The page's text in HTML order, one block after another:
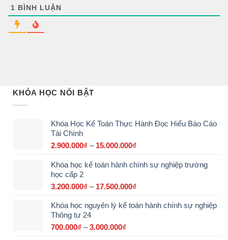
1 BÌNH LUẬN
KHÓA HỌC NỔI BẬT
Khóa Học Kế Toán Thực Hành Đọc Hiểu Báo Cáo
Tài Chính
2.900.000₫ – 15.000.000₫
từ
Khóa học kế toán hành chính sự nghiệp trường
học cấp 2
3.200.000₫ – 17.500.000₫
từ
Khóa học nguyên lý kế toán hành chính sự nghiệp
Thông tư 24
700.000₫ – 3.000.000₫